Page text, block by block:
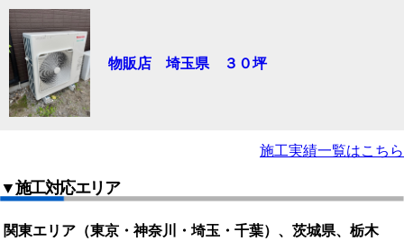
物販店 埼玉県 ３０坪
施工実績一覧はこちら
▼施工対応エリア
関東エリア（東京・神奈川・埼玉・千葉）、茨城県、栃木